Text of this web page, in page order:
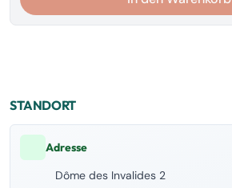
STANDORT
Adresse
Dôme des Invalides 2